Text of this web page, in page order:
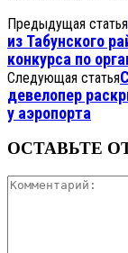
Предыдущая статья
из Табунского
конкурса по
Следующая статья
девелопер
у аэропорта
ОСТАВЬТЕ